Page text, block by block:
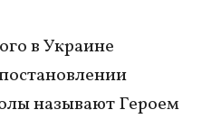
в Украине
называют Героем